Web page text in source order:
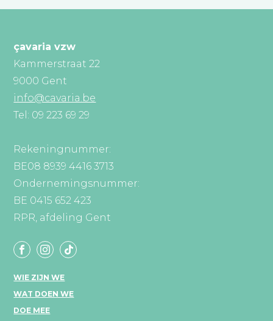
çavaria vzw
Kammerstraat 22
9000 Gent
info@cavaria.be
Tel: 09 223 69 29
Rekeningnummer:
BE08 8939 4416 3713
Ondernemingsnummer:
BE 0415 652 423
RPR, afdeling Gent
WIE ZIJN WE
WAT DOEN WE
DOE MEE